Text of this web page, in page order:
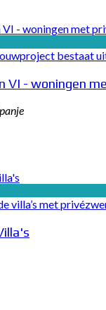
bestaat
VI - woningen
villa’s met